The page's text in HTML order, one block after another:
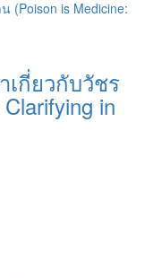
กี่ยวกับวัชร
in